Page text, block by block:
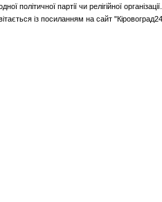
політичної партії чи релігійної
із посиланням на сайт